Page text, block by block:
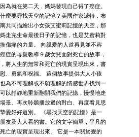
為就在第二天，媽媽發現自己得了癌症。
麼要尋找天空的記憶？美國作家派特．布
共同描繪出小女孩艾蜜莉記憶的天空，那
走完生命最後日子的記憶，也是艾蜜莉對
傷痛的力量。 向親愛的人道再見並不容
症的母親教導９歲女兒面對死亡的故事，
將人生的無常和死亡的現實呈現出來，書
、勇氣和祝福。 這個故事提供大人小孩
為不可理解或不願理解的情感世界找到一
以靜靜地重新翻開我們的記憶，慢慢地走
景、再次聆聽播放過的對白、再度看見思
愛好好道別。 《尋找天空的記憶》是一
友及大人看的書。它的文字簡單，平凡的
亡的現實呈現出來。 它是一本關於愛的